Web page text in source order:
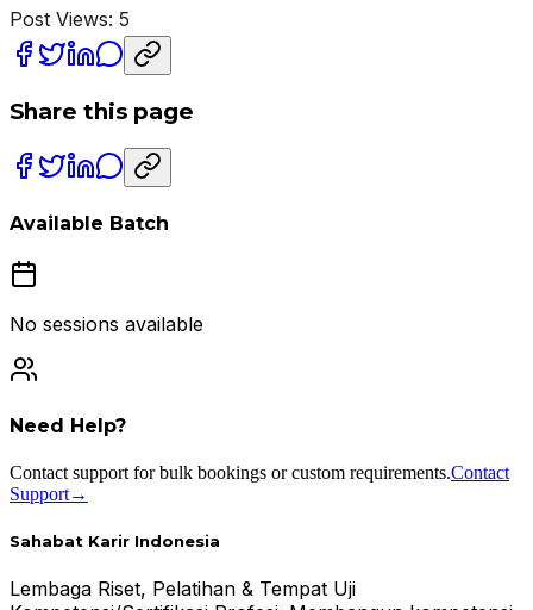
Post Views: 5
Share this page
Available Batch
No sessions available
Need Help?
Contact support for bulk bookings or custom requirements.Contact
Support→
Sahabat Karir Indonesia
Lembaga Riset, Pelatihan & Tempat Uji